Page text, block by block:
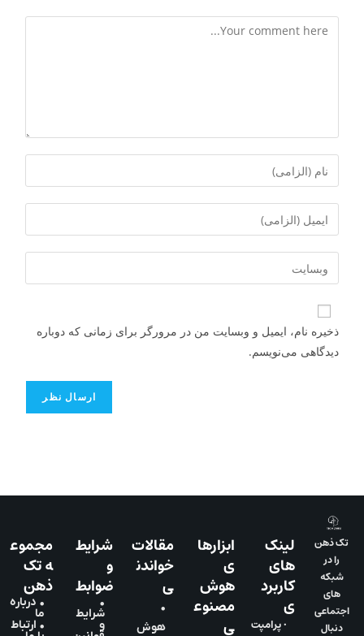
ذخیره نام، ایمیل و وبسایت من در مرورگر برای زمانی که دوباره
دیدگاهی می‌نویسم.
تک ذهن
را در
شبکه
های
اجتماعی
دنبال
لینک
های
کاربرد
ی
• پرامپت
ابزارها
ی
هوش
مصنوع
ی
مقالات
خواندن
ی
•
هوش
شرایط
و
ضوابط
•
شرایط
و
مجموع
ه تک
ذهن
• درباره
ما
• ارتباط